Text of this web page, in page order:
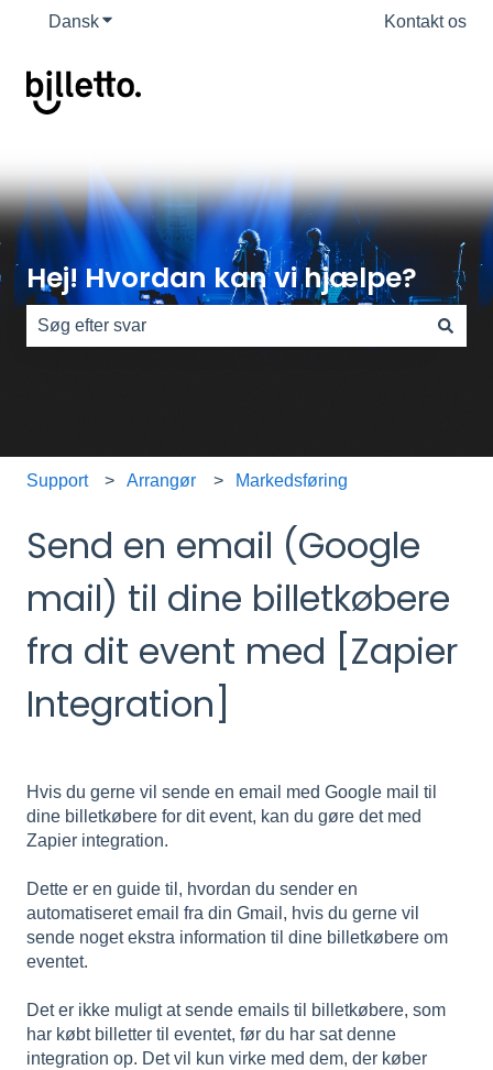
DanskVis undermenu for oversættelser Kontakt os
Hej! Hvordan kan vi hjælpe?
Support Arrangør Markedsføring
Send en email (Google
mail) til dine billetkøbere
fra dit event med [Zapier
Integration]
Hvis du gerne vil sende en email med Google mail til
dine billetkøbere for dit event, kan du gøre det med
Zapier integration.
Dette er en guide til, hvordan du sender en
automatiseret email fra din Gmail, hvis du gerne vil
sende noget ekstra information til dine billetkøbere om
eventet.
Det er ikke muligt at sende emails til billetkøbere, som
har købt billetter til eventet, før du har sat denne
integration op. Det vil kun virke med dem, der køber